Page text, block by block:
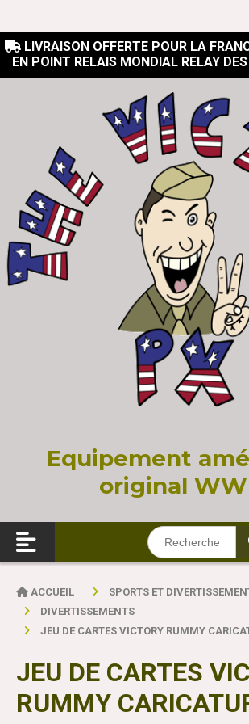
 LIVRAISON OFFERTE POUR LA
EN POINT RELAIS MONDIAL RELAY
Equipement
original
ACCUEIL
SPORTS ET
DIVERTISSEMENTS
JEU DE CARTES VICTORY RUMMY
JEU DE CARTES
RUMMY